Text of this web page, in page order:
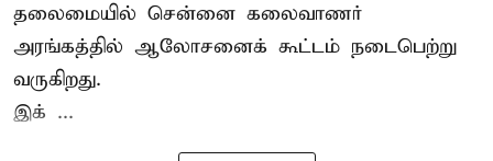
தலைமையில் சென்னை கலைவாணர்
அரங்கத்தில் ஆலோசனைக் கூட்டம் நடைபெற்று
வருகிறது.
இக் ...